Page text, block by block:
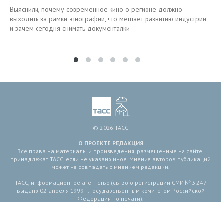
Выяснили, почему современное кино о регионе должно
выходить за рамки этнографии, что мешает развитию индустрии
и зачем сегодня снимать документалки
© 2026 ТАСС
О ПРОЕКТЕ РЕДАКЦИЯ
Все права на материалы и произведения, размещенные на сайте,
принадлежат ТАСС, если не указано иное. Мнение авторов публикаций
может не совпадать с мнением редакции.
ТАСС, информационное агентство (св-во о регистрации СМИ № 3 247
выдано 02 апреля 1999 г. Государственным комитетом Российской
Федерации по печати).